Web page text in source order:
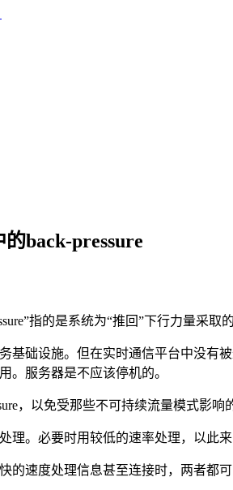
back-pressure
指的是系统为“推回”下行力量采
基础设施。但在实时通信平台中没有
。服务器是不应该停机的。
，以免受那些不可持续流量模式影
。必要时用较低的速率处理，以此来
速度处理信息甚至连接时，两者都